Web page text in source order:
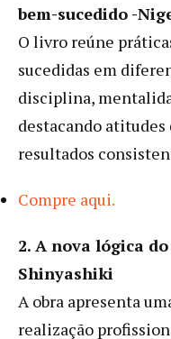
bem-sucedido -
O livro reúne
sucedidas em
disciplina,
destacando
resultados
Compre aqui.
2. A nova lógica
Shinyashiki
A obra apresenta
realização